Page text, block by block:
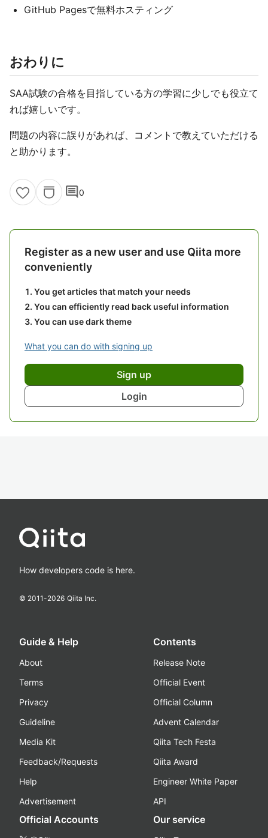
GitHub Pagesで無料ホスティング
おわりに
SAA試験の合格を目指している方の学習に少しでも役立て
れば嬉しいです。
問題の内容に誤りがあれば、コメントで教えていただける
と助かります。
comment0
Register as a new user and use Qiita more
conveniently
You get articles that match your needs
You can efficiently read back useful information
You can use dark theme
What you can do with signing up
Sign up
Login
How developers code is here.
© 2011-2026 Qiita Inc.
Guide & Help
About
Terms
Privacy
Guideline
Media Kit
Feedback/Requests
Help
Advertisement
Contents
Release Note
Official Event
Official Column
Advent Calendar
Qiita Tech Festa
Qiita Award
Engineer White Paper
API
Official Accounts Our service